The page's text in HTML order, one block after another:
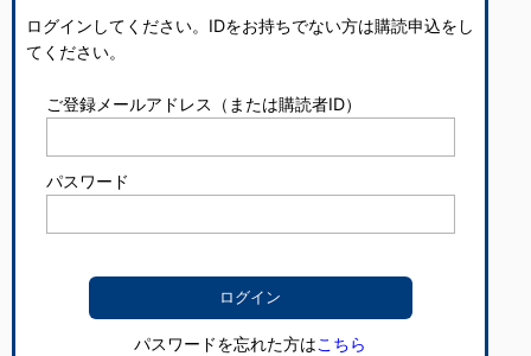
ログインしてください。IDをお持ちでない方は購読申込をし
てください。
ご登録メールアドレス（または購読者ID）
パスワード
パスワードを忘れた方はこちら